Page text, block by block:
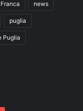
news
puglia
Puglia